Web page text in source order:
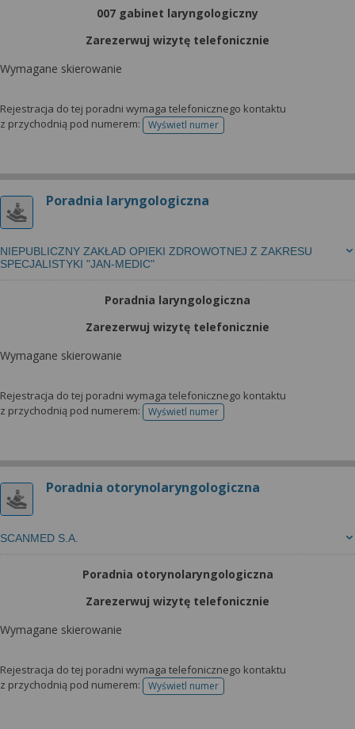
007 gabinet laryngologiczny
Zarezerwuj wizytę telefonicznie
Wymagane skierowanie
Rejestracja do tej poradni wymaga telefonicznego kontaktu
z przychodnią pod numerem:
Wyświetl numertelefonu do rejestracji
Poradnia laryngologiczna
NIEPUBLICZNY ZAKŁAD OPIEKI ZDROWOTNEJ Z ZAKRESU
SPECJALISTYKI "JAN-MEDIC"
Poradnia laryngologiczna
Zarezerwuj wizytę telefonicznie
Wymagane skierowanie
Rejestracja do tej poradni wymaga telefonicznego kontaktu
z przychodnią pod numerem:
Wyświetl numertelefonu do rejestracji
Poradnia otorynolaryngologiczna
SCANMED S.A.
Poradnia otorynolaryngologiczna
Zarezerwuj wizytę telefonicznie
Wymagane skierowanie
Rejestracja do tej poradni wymaga telefonicznego kontaktu
z przychodnią pod numerem:
Wyświetl numertelefonu do rejestracji